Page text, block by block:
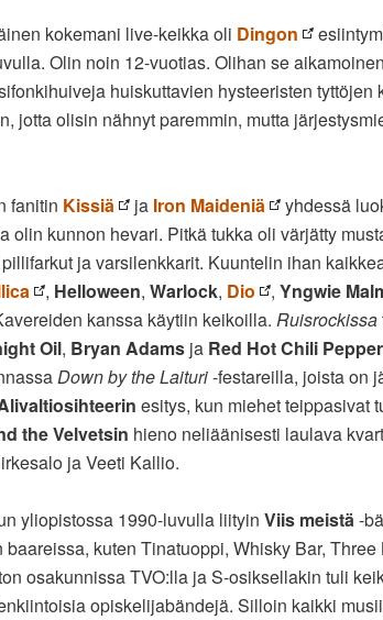
kokemani live-keikka oli Dingon
Olin noin 12-vuotias. Olihan se
huiskuttavien hysteeristen tyttöjen
jotta olisin nähnyt paremmin, mutta
fanitin Kissiä ja Iron Maideniä
yhdessä
olin kunnon hevari. Pitkä tukka oli värjätty
ja varsilenkkarit. Kuuntelin ihan
, Helloween, Warlock, Dio , Yngwie
kanssa käytiin keikoilla. Ruisrockissa
Oil, Bryan Adams ja Red Hot Chili
Down by the Laituri-festareilla, joista on
esitys, kun miehet teippasivat
the Velvetsin hieno neliäänisesti laulava
ja Veeti Kallio.
yliopistossa 1990-luvulla liityin Viis meistä-
baareissa, kuten Tinatuoppi, Whisky Bar, Three
osakunnissa TVO:lla ja S-osiksellakin tuli
opiskelijabändejä. Silloin kaikki